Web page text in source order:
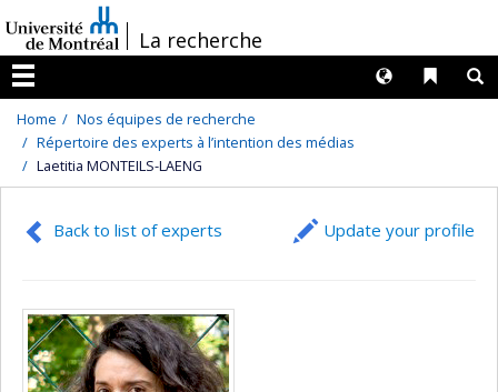
au
contenu
/La recherche
Menu
Liens
Langues
Home
Nos équipes de recherche
Répertoire des experts à l’intention des médias
Laetitia MONTEILS-LAENG
Back to list of experts Update your profile